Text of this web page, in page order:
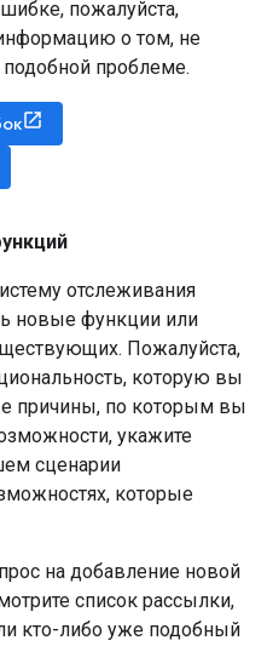
пожалуйста,
о том, не
проблеме.
отслеживания
новые функции или
Пожалуйста,
которую вы
причины, по которым вы
укажите
сценарии
которые
на добавление новой
список рассылки,
кто-либо уже подобный